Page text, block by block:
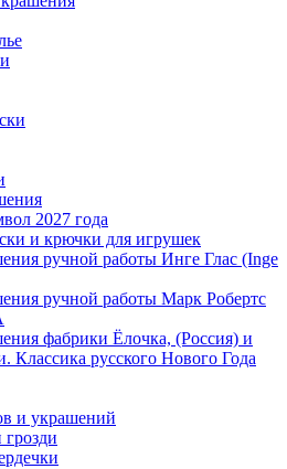
2027 года
и крючки для игрушек
ручной работы Инге Глас (Inge
ручной работы Марк Робертс
фабрики Ёлочка, (Россия) и
Классика русского Нового Года
и украшений